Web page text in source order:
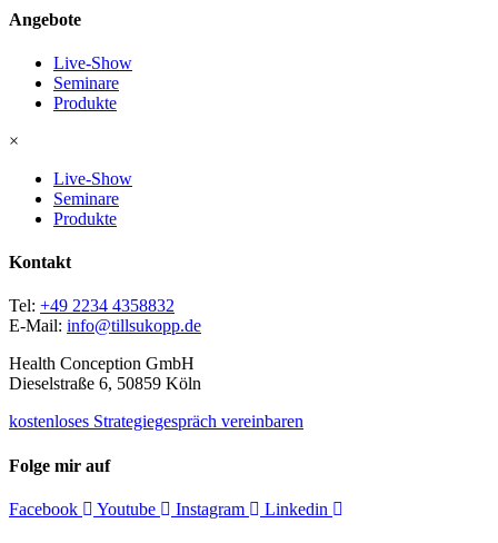
Angebote
Live-Show
Seminare
Produkte
×
Live-Show
Seminare
Produkte
Kontakt
Tel: +49 2234 4358832
E-Mail: info@tillsukopp.de
Health Conception GmbH
Dieselstraße 6, 50859 Köln
kostenloses Strategiegespräch vereinbaren
Folge mir auf
Facebook Youtube Instagram Linkedin